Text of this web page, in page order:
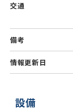
交通
備考
情報更新日
設備